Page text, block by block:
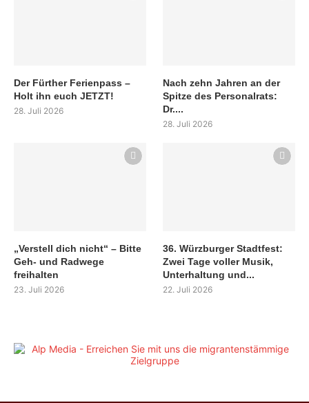
Der Fürther Ferienpass –
Holt ihn euch JETZT!
28. Juli 2026
Nach zehn Jahren an der
Spitze des Personalrats:
Dr....
28. Juli 2026
„Verstell dich nicht“ – Bitte
Geh- und Radwege
freihalten
23. Juli 2026
36. Würzburger Stadtfest:
Zwei Tage voller Musik,
Unterhaltung und...
22. Juli 2026